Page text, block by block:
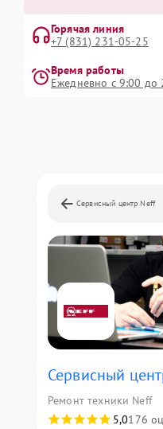
Горячая линия
+7 (831) 231-05-25
Время работы
Ежедневно с 9:00 до
Сервисный центр Neff
Сервисный
Ремонт техники Neff
5,0176